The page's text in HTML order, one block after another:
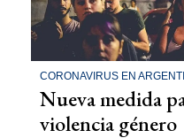
CORONAVIRUS EN
Nueva medida
violencia género